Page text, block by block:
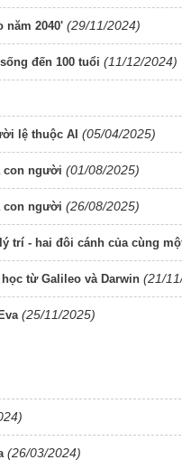
năm 2040' (29/11/2024)
đến 100 tuổi (11/12/2024)
lệ thuộc AI (05/04/2025)
con người (01/08/2025)
con người (26/08/2025)
trí - hai đôi cánh của cùng
từ Galileo và Darwin (21/
(25/11/2025)
(26/03/2024)